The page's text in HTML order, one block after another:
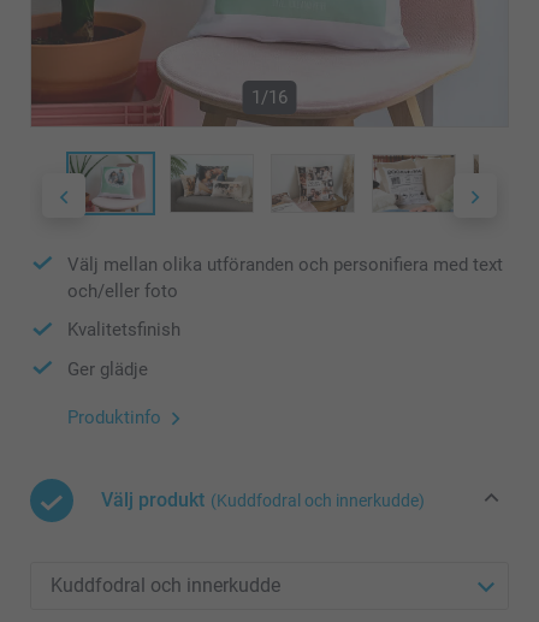
1/16
Välj mellan olika utföranden och personifiera med text
och/eller foto
Kvalitetsfinish
Ger glädje
Produktinfo
Välj produkt (Kuddfodral och innerkudde)